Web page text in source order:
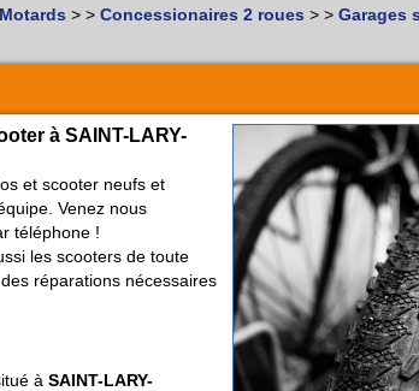
> > Concessionaires 2 roues > > Garages
à SAINT-LARY-
et scooter neufs et
Venez nous
téléphone !
les scooters de toute
réparations nécessaires
à SAINT-LARY-